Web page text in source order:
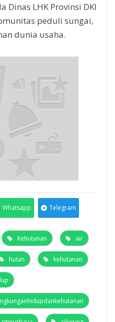
Dinas LHK Provinsi DKI
peduli sungai,
dunia usaha.
Whatsapp Telegram
Kehutanan air
hutan kehutanan